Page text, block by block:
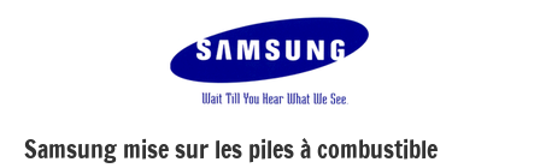
Samsung mise sur les piles à combustible